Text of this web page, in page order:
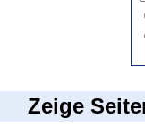
Zeige